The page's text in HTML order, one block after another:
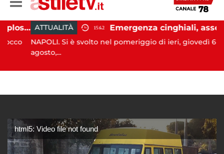
Salerno, colpi di pistola esplosi a Pastena: paura tra i residenti ATTUALITÀ 15:42 Emergenza cinghiali, assessora Serluca: “Al via il Tavolo tecnico permanente della Regione Campania”
NAPOLI. Si è svolto nel pomeriggio di ieri, giovedì 6
agosto,...
html5: Video file not found